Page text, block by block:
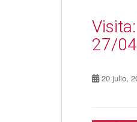
27/
20 julio,